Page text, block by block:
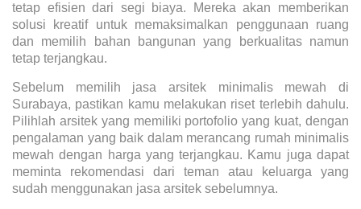
tetap efisien dari segi biaya. Mereka akan memberikan
solusi kreatif untuk memaksimalkan penggunaan ruang
dan memilih bahan bangunan yang berkualitas namun
tetap terjangkau.
Sebelum memilih jasa arsitek minimalis mewah di
Surabaya, pastikan kamu melakukan riset terlebih dahulu.
Pilihlah arsitek yang memiliki portofolio yang kuat, dengan
pengalaman yang baik dalam merancang rumah minimalis
mewah dengan harga yang terjangkau. Kamu juga dapat
meminta rekomendasi dari teman atau keluarga yang
sudah menggunakan jasa arsitek sebelumnya.